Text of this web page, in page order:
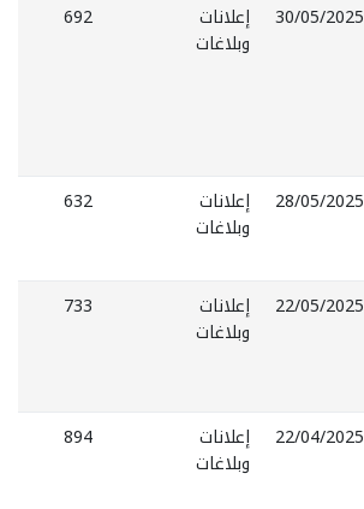
30/05/2025
إعلانات
وبلاغات
692
28/05/2025
إعلانات
وبلاغات
632
22/05/2025
إعلانات
وبلاغات
733
22/04/2025
إعلانات
وبلاغات
894